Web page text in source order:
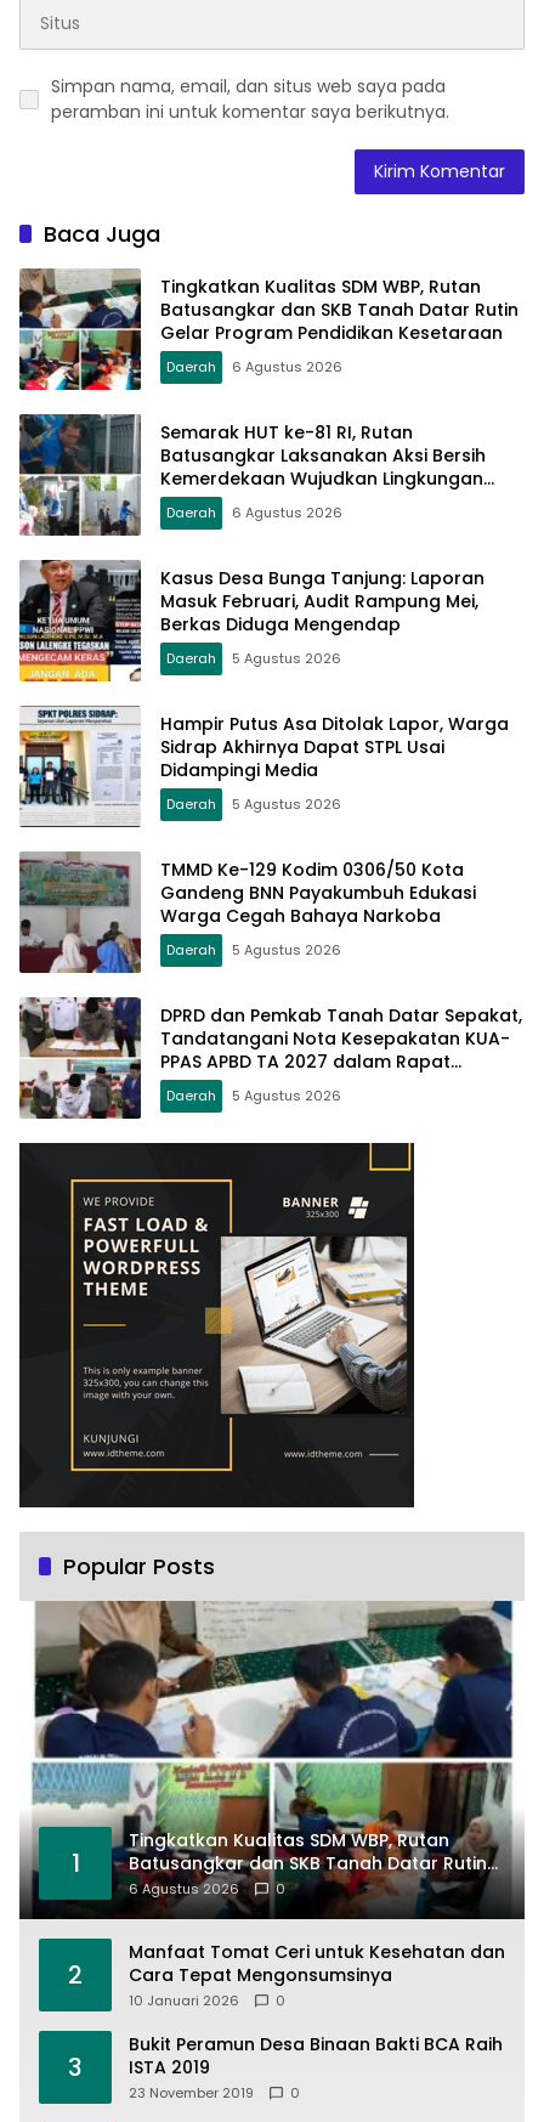
Simpan nama, email, dan situs web saya pada
peramban ini untuk komentar saya berikutnya.
Baca Juga
Tingkatkan Kualitas SDM WBP, Rutan
Batusangkar dan SKB Tanah Datar Rutin
Gelar Program Pendidikan Kesetaraan
Daerah 6 Agustus 2026
Semarak HUT ke-81 RI, Rutan
Batusangkar Laksanakan Aksi Bersih
Kemerdekaan Wujudkan Lingkungan
Bersih dan Sehat
Daerah 6 Agustus 2026
Kasus Desa Bunga Tanjung: Laporan
Masuk Februari, Audit Rampung Mei,
Berkas Diduga Mengendap
Daerah 5 Agustus 2026
Hampir Putus Asa Ditolak Lapor, Warga
Sidrap Akhirnya Dapat STPL Usai
Didampingi Media
Daerah 5 Agustus 2026
TMMD Ke-129 Kodim 0306/50 Kota
Gandeng BNN Payakumbuh Edukasi
Warga Cegah Bahaya Narkoba
Daerah 5 Agustus 2026
DPRD dan Pemkab Tanah Datar Sepakat,
Tandatangani Nota Kesepakatan KUA-
PPAS APBD TA 2027 dalam Rapat
Paripurna
Daerah 5 Agustus 2026
Popular Posts
1
Tingkatkan Kualitas SDM WBP, Rutan
Batusangkar dan SKB Tanah Datar Rutin
Gelar Program Pendidikan Kesetaraan
6 Agustus 2026 0
2
Manfaat Tomat Ceri untuk Kesehatan dan
Cara Tepat Mengonsumsinya
10 Januari 2026 0
3
Bukit Peramun Desa Binaan Bakti BCA Raih
ISTA 2019
23 November 2019 0